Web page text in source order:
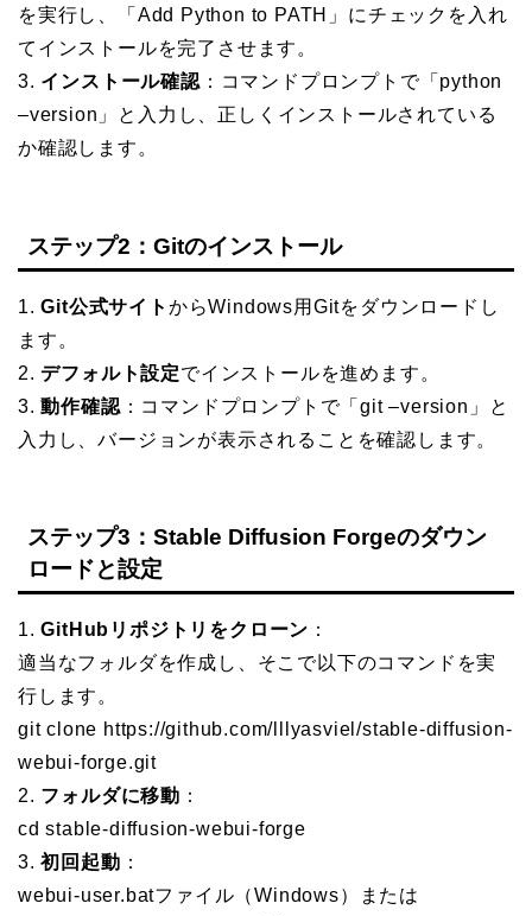
を実行し、「Add Python to PATH」にチェックを入れ
てインストールを完了させます。
3. インストール確認 ：コマンドプロンプトで「python
–version」と入力し、正しくインストールされている
か確認します。
ステップ2：Gitのインストール
1.Git公式サイト からWindows用Gitをダウンロードし
ます。
2. デフォルト設定でインストールを進めます。
3.動作確認 ：コマンドプロンプトで「git –version」と
入力し、バージョンが表示されることを確認します。
ステップ3：Stable Diffusion Forgeのダウン
ロードと設定
1.GitHubリポジトリをクローン ：
適当なフォルダを作成し、そこで以下のコマンドを実
行します。
git clone https://github.com/lllyasviel/stable-diffusion-
webui-forge.git
2. フォルダに移動 ：
cd stable-diffusion-webui-forge
3.初回起動 ：
webui-user.batファイル（Windows）または